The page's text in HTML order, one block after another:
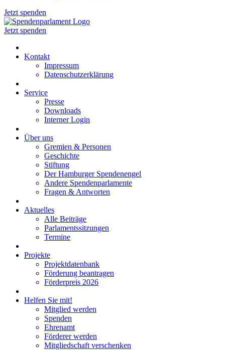
Jetzt spenden
Jetzt spenden
Kontakt
Impressum
Datenschutzerklärung
Service
Presse
Downloads
Interner Login
Über uns
Gremien & Personen
Geschichte
Stiftung
Der Hamburger Spendenengel
Andere Spendenparlamente
Fragen & Antworten
Aktuelles
Alle Beiträge
Parlamentssitzungen
Termine
Projekte
Projektdatenbank
Förderung beantragen
Förderpreis 2026
Helfen Sie mit!
Mitglied werden
Spenden
Ehrenamt
Förderer werden
Mitgliedschaft verschenken